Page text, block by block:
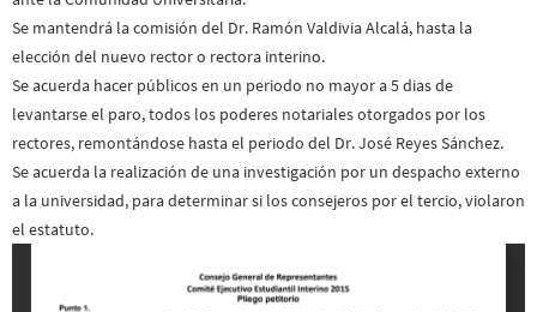
Se mantendrá la comisión del Dr. Ramón Valdivia Alcalá, hasta la
elección del nuevo rector o rectora interino.
Se acuerda hacer públicos en un periodo no mayor a 5 dias de
levantarse el paro, todos los poderes notariales otorgados por los
rectores, remontándose hasta el periodo del Dr. José Reyes Sánchez.
Se acuerda la realización de una investigación por un despacho externo
a la universidad, para determinar si los consejeros por el tercio, violaron
el estatuto.